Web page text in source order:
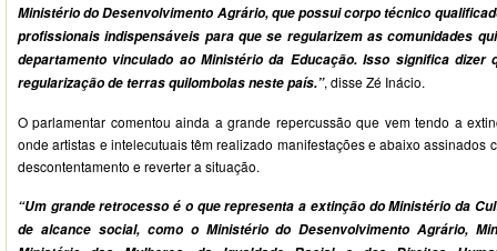
Ministério do Desenvolvimento Agrário, que possui corpo técnico
profissionais indispensáveis para que se regularizem as comunidades
departamento vinculado ao Ministério da Educação. Isso significa dizer
regularização de terras quilombolas neste país.”, disse Zé Inácio.
O parlamentar comentou ainda a grande repercussão que vem tendo a
onde artistas e intelecutuais têm realizado manifestações e abaixo assinados
descontentamento e reverter a situação.
“Um grande retrocesso é o que representa a extinção do Ministério da
de alcance social, como o Ministério do Desenvolvimento Agrário,